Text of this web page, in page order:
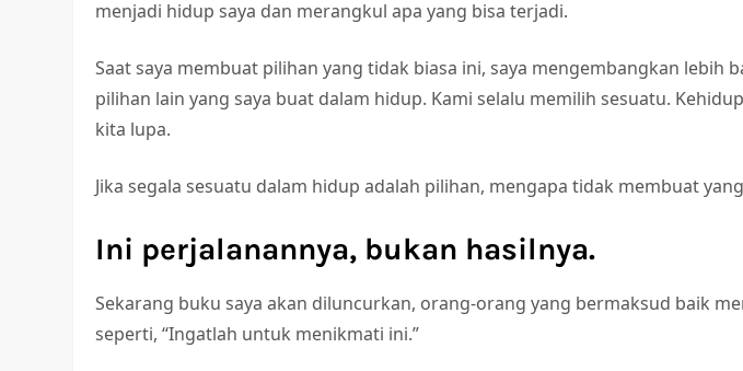
menjadi hidup saya dan merangkul apa yang bisa terjadi.
Saat saya membuat pilihan yang tidak biasa ini, saya mengembangkan lebih
pilihan lain yang saya buat dalam hidup. Kami selalu memilih sesuatu.
kita lupa.
Jika segala sesuatu dalam hidup adalah pilihan, mengapa tidak membuat
Ini perjalanannya, bukan hasilnya.
Sekarang buku saya akan diluncurkan, orang-orang yang bermaksud baik
seperti, “Ingatlah untuk menikmati ini.”